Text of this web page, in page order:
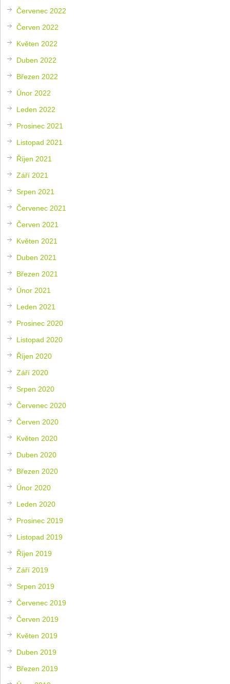
Červenec 2022
Červen 2022
Květen 2022
Duben 2022
Březen 2022
Únor 2022
Leden 2022
Prosinec 2021
Listopad 2021
Říjen 2021
Září 2021
Srpen 2021
Červenec 2021
Červen 2021
Květen 2021
Duben 2021
Březen 2021
Únor 2021
Leden 2021
Prosinec 2020
Listopad 2020
Říjen 2020
Září 2020
Srpen 2020
Červenec 2020
Červen 2020
Květen 2020
Duben 2020
Březen 2020
Únor 2020
Leden 2020
Prosinec 2019
Listopad 2019
Říjen 2019
Září 2019
Srpen 2019
Červenec 2019
Červen 2019
Květen 2019
Duben 2019
Březen 2019